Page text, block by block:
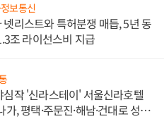
보통신
넷리스트와 특허분쟁 매듭, 5년 동
조 라이선스비 지급
심작 '신라스테이' 서울신라호텔
가, 평택·주문진·해남·건대로 성